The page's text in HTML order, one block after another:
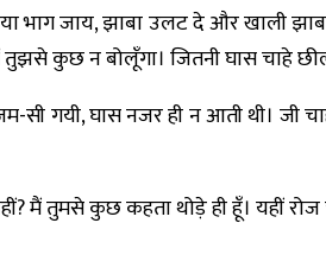
भाग जाय, झाबा उलट दे और
कुछ न बोलूँगा। जितनी घास चाहे
सी गयी, घास नजर ही न आती थी।
मैं तुमसे कुछ कहता थोड़े ही हूँ। यहीं